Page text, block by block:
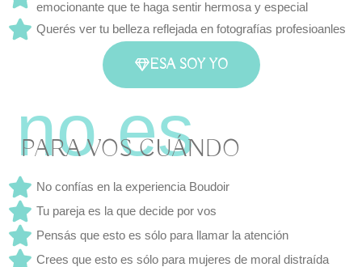
emocionante que te haga sentir hermosa y especial
Querés ver tu belleza reflejada en fotografías profesioanles
ESA SOY YO
PARA VOS CUÁNDO
No confías en la experiencia Boudoir
Tu pareja es la que decide por vos
Pensás que esto es sólo para llamar la atención
Crees que esto es sólo para mujeres de moral distraída